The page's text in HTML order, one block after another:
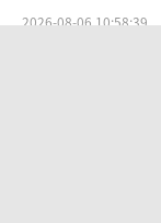
2026-08-06 10:58:39